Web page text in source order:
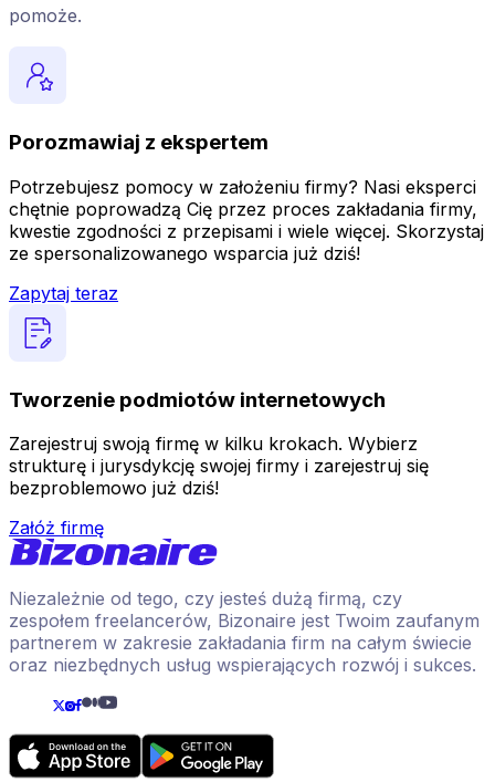
pomoże.
Porozmawiaj z ekspertem
Potrzebujesz pomocy w założeniu firmy? Nasi eksperci
chętnie poprowadzą Cię przez proces zakładania firmy,
kwestie zgodności z przepisami i wiele więcej. Skorzystaj
ze spersonalizowanego wsparcia już dziś!
Zapytaj teraz
Tworzenie podmiotów internetowych
Zarejestruj swoją firmę w kilku krokach. Wybierz
strukturę i jurysdykcję swojej firmy i zarejestruj się
bezproblemowo już dziś!
Załóż firmę
Niezależnie od tego, czy jesteś dużą firmą, czy
zespołem freelancerów, Bizonaire jest Twoim zaufanym
partnerem w zakresie zakładania firm na całym świecie
oraz niezbędnych usług wspierających rozwój i sukces.